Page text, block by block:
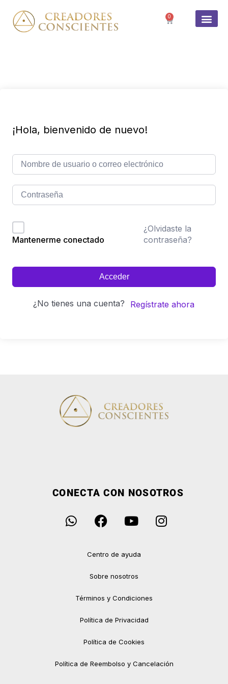
0
¡Hola, bienvenido de nuevo!
Mantenerme conectado
¿Olvidaste la
contraseña?
Acceder
¿No tienes una cuenta? Regístrate ahora
CONECTA CON NOSOTROS
Centro de ayuda
Sobre nosotros
Términos y Condiciones
Política de Privacidad
Política de Cookies
Política de Reembolso y Cancelación